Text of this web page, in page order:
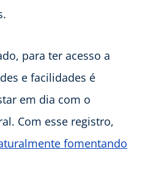
para ter acesso a
e facilidades é
em dia com o
Com esse registro,
fomentando